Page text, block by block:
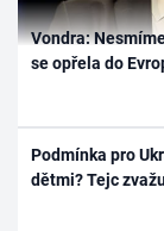
Vondra:
se opřela do
Podmínka pro
dětmi? Tejc